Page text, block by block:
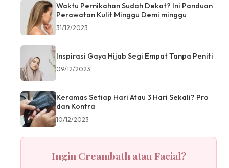
Waktu Pernikahan Sudah Dekat? Ini Panduan
Perawatan Kulit Minggu Demi minggu
31/12/2023
Inspirasi Gaya Hijab Segi Empat Tanpa Peniti
09/12/2023
Keramas Setiap Hari Atau 3 Hari Sekali? Pro
dan Kontra
10/12/2023
Ingin Creambath atau Facial?